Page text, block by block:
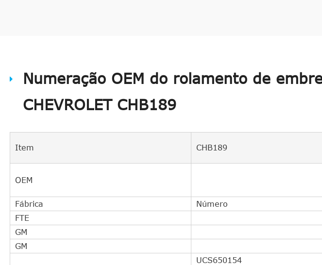
Numeração OEM do rolamento de
CHEVROLET CHB189
Item CHB189
OEM
Fábrica
Número
FTE
GM
GM
UCS650154